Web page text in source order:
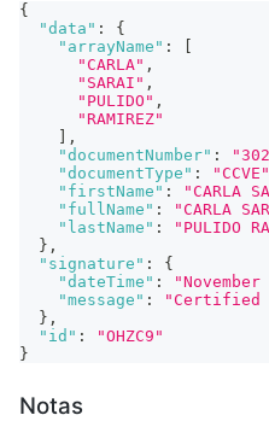
{
"data" :
{
"arrayName" :
"CARLA" ,
"SARAI" ,
"PULIDO" ,
"RAMIREZ"
,
"documentNumber" :
"documentType" : "CCVE"
"firstName" : "CARLA
"fullName" : "CARLA
"lastName" :
"PULIDO
} ,
"signature" :
{
"dateTime" :
"message" :
"Certified
} ,
"id" :
"OHZC9"
}
Notas